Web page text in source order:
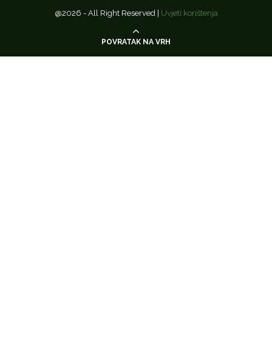
@2026 - All Right Reserved | Uvjeti korištenja
POVRATAK NA VRH